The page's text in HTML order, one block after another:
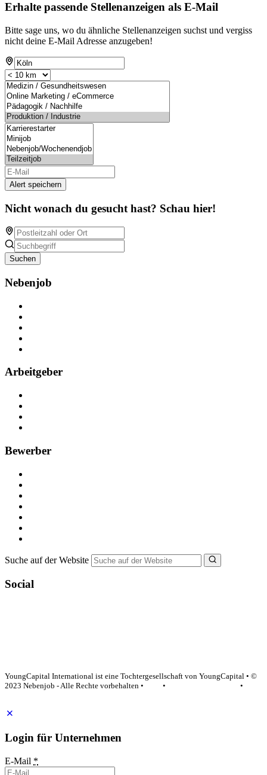
Erhalte passende Stellenanzeigen als E-Mail
Bitte sage uns, wo du ähnliche Stellenanzeigen suchst und vergiss
nicht deine E-Mail Adresse anzugeben!
Alert speichern
Nicht wonach du gesucht hast? Schau hier!
Suchen
Nebenjob
Arbeitgeber
Bewerber
Suche auf der Website
Social
YoungCapital International ist eine Tochtergesellschaft von YoungCapital • ©
2023 Nebenjob - Alle Rechte vorbehalten •
•
•
Login für Unternehmen
E-Mail *